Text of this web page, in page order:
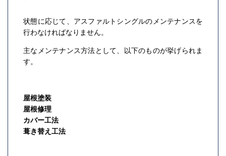
状態に応じて、アスファルトシングルのメンテナンスを
行わなければなりません。
主なメンテナンス方法として、以下のものが挙げられま
す。
屋根塗装
屋根修理
カバー工法
葺き替え工法